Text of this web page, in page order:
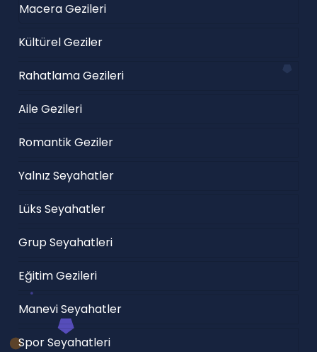
Macera Gezileri
Kültürel Geziler
Rahatlama Gezileri
Aile Gezileri
Romantik Geziler
Yalnız Seyahatler
Lüks Seyahatler
Grup Seyahatleri
Eğitim Gezileri
Manevi Seyahatler
Spor Seyahatleri